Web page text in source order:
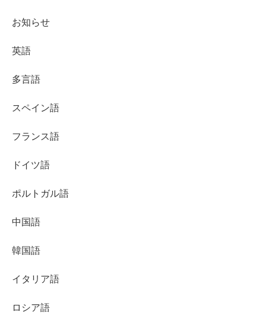
お知らせ
英語
多言語
スペイン語
フランス語
ドイツ語
ポルトガル語
中国語
韓国語
イタリア語
ロシア語